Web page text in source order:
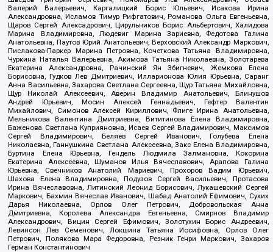
Валерий Валерьевич, Каргалицкий Борис Юльевич, Исакова Ирина
Александровна, Исламов Тимур Рифгатович, Романова Ольга Евгеньевна,
Щаров Сергей Алексадрович, Цирульников Борис Альбертович, Халидова
Марина Владимировна, Людевиг Марина Зариевна, Федотова Галина
Анатольевна, Паутов Юрий Анатольевич, Верховский Александр Маркович,
Пислакова-Паркер Марина Петровна, Кочеткова Татьяна Владимировна,
Чуркина Наталья Валерьевна, Акимова Татьяна Николаевна, Золотарева
Екатерина Александровна, Рачинский Ян Збигневич, Жемкова Елена
Борисовна, Гудков Лев Дмитриевич, Илларионова Юлия Юрьевна, Саранг
Анна Васильевна, Захарова Светлана Сергеевна, Щур Татьяна Михайловна,
Щур Николай Алексеевич, Аверин Владимир Анатольевич, Блинушов
Андрей Юрьевич, Мосин Алексей Геннадьевич, Гефтер Валентин
Михайлович, Симонов Алексей Кириллович, Флиге Ирина Анатольевна,
Мельникова Валентина Дмитриевна, Вититинова Елена Владимировна,
Баженова Светлана Куприяновна, Исаев Сергей Владимирович, Максимов
Сергей Владимирович, Беляев Сергей Иванович, Голубева Елена
Николаевна, Ганнушкина Светлана Алексеевна, Закс Елена Владимировна,
Буртина Елена Юрьевна, Гендель Людмила Залмановна, Кокорина
Екатерина Алексеевна, Шуманов Илья Вячеславович, Арапова Галина
Юрьевна, Свечников Анатолий Мариевич, Прохоров Вадим Юрьевич,
Шахова Елена Владимировна, Подузов Сергей Васильевич, Протасова
Ирина Вячеславовна, Литинский Леонид Борисович, Лукашевский Сергей
Маркович, Бахмин Вячеслав Иванович, Шабад Анатолий Ефимович, Сухих
Дарья Николаевна, Орлов Олег Петрович, Добровольская Анна
Дмитриевна, Королева Александра Евгеньевна, Смирнов Владимир
Александрович, Вицин Сергей Ефимович, Золотухин Борис Андреевич,
Левинсон Лев Семенович, Локшина Татьяна Иосифовна, Орлов Олег
Петрович, Полякова Мара Федоровна, Резник Генри Маркович, Захаров
Герман Константинович